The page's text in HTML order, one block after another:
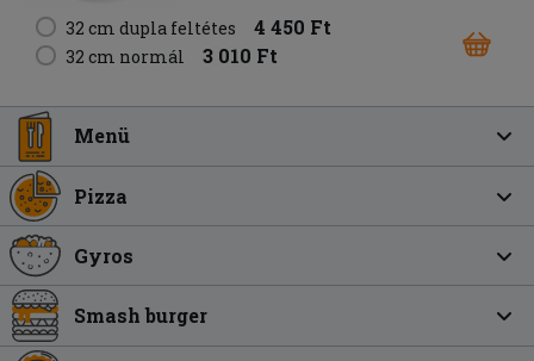
32 cm dupla feltétes 4 450 Ft
32 cm normál 3 010 Ft
Menü
Pizza
Gyros
Smash burger